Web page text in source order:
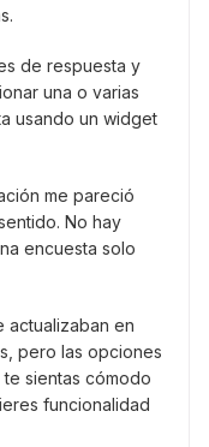
de respuesta y
una o varias
usando un widget
me pareció
No hay
encuesta solo
actualizaban en
pero las opciones
sientas cómodo
funcionalidad